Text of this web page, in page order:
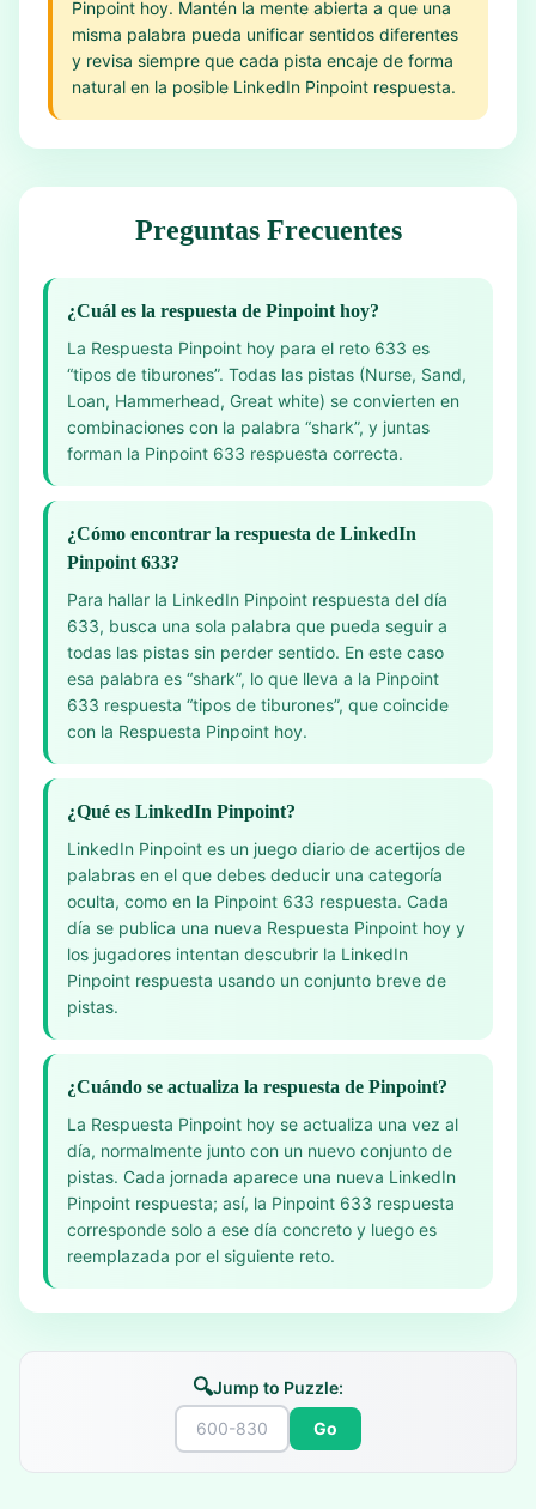
Pinpoint hoy. Mantén la mente abierta a que una
misma palabra pueda unificar sentidos diferentes
y revisa siempre que cada pista encaje de forma
natural en la posible LinkedIn Pinpoint respuesta.
Preguntas Frecuentes
¿Cuál es la respuesta de Pinpoint hoy?
La Respuesta Pinpoint hoy para el reto 633 es
“tipos de tiburones”. Todas las pistas (Nurse, Sand,
Loan, Hammerhead, Great white) se convierten en
combinaciones con la palabra “shark”, y juntas
forman la Pinpoint 633 respuesta correcta.
¿Cómo encontrar la respuesta de LinkedIn
Pinpoint 633?
Para hallar la LinkedIn Pinpoint respuesta del día
633, busca una sola palabra que pueda seguir a
todas las pistas sin perder sentido. En este caso
esa palabra es “shark”, lo que lleva a la Pinpoint
633 respuesta “tipos de tiburones”, que coincide
con la Respuesta Pinpoint hoy.
¿Qué es LinkedIn Pinpoint?
LinkedIn Pinpoint es un juego diario de acertijos de
palabras en el que debes deducir una categoría
oculta, como en la Pinpoint 633 respuesta. Cada
día se publica una nueva Respuesta Pinpoint hoy y
los jugadores intentan descubrir la LinkedIn
Pinpoint respuesta usando un conjunto breve de
pistas.
¿Cuándo se actualiza la respuesta de Pinpoint?
La Respuesta Pinpoint hoy se actualiza una vez al
día, normalmente junto con un nuevo conjunto de
pistas. Cada jornada aparece una nueva LinkedIn
Pinpoint respuesta; así, la Pinpoint 633 respuesta
corresponde solo a ese día concreto y luego es
reemplazada por el siguiente reto.
🔍Jump to Puzzle:
Go